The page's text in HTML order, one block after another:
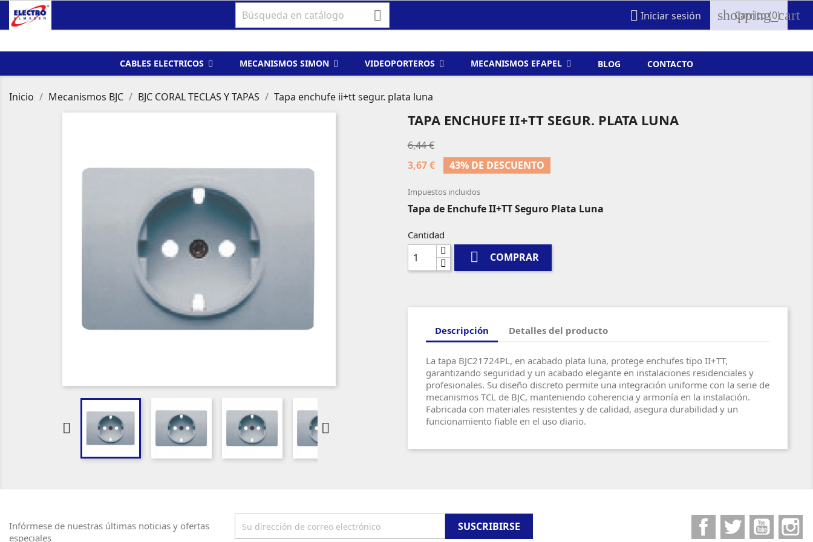
  Iniciar sesión shopping_cart
Carrito(0)
CABLES ELECTRICOS MECANISMOS SIMON VIDEOPORTEROS MECANISMOS EFAPEL BLOG CONTACTO
Inicio Mecanismos BJC BJC CORAL TECLAS Y TAPAS Tapa enchufe ii+tt segur. plata luna
 
TAPA ENCHUFE II+TT SEGUR. PLATA LUNA
6,44 €
3,67 €
43% DE DESCUENTO
Impuestos incluidos
Tapa de Enchufe II+TT Seguro Plata Luna
Cantidad
 COMPRAR
Descripción Detalles del producto
La tapa BJC21724PL, en acabado plata luna, protege enchufes tipo II+TT,
garantizando seguridad y un acabado elegante en instalaciones residenciales y
profesionales. Su diseño discreto permite una integración uniforme con la serie de
mecanismos TCL de BJC, manteniendo coherencia y armonía en la instalación.
Fabricada con materiales resistentes y de calidad, asegura durabilidad y un
funcionamiento fiable en el uso diario.
Infórmese de nuestras últimas noticias y ofertas
especiales
FacebookTwitter YouTube